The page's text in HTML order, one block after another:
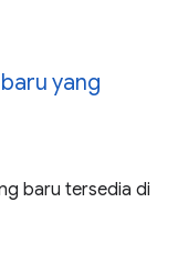
yang
baru tersedia di